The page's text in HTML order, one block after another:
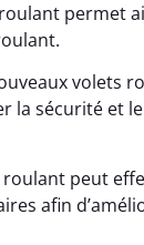
permet
volets
la sécurité et
peut
afin